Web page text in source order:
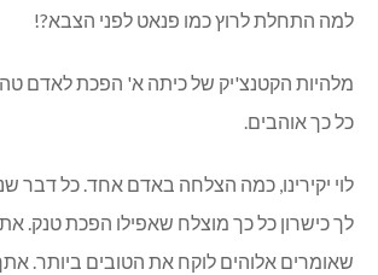
למה התחלת לרוץ כמו פנאט לפני הצבא?!
מלהיות הקטנצ'יק של כיתה א' הפכת לאדם
כל כך אוהבים.
לוי יקירינו, כמה הצלחה באדם אחד. כל דבר
לך כישרון כל כך מוצלח שאפילו הפכת טנק.
שאומרים אלוהים לוקח את הטובים ביותר.